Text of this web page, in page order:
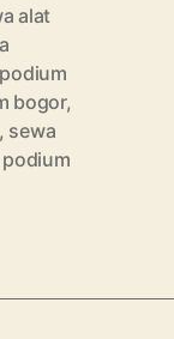
alat
bogor,
sewa